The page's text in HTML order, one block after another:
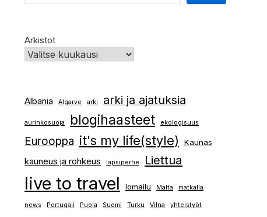
Arkistot
Albania Algarve arki arki ja ajatuksia
aurinkosuoja blogihaasteet ekologisuus
Eurooppa it's my life(style) Kaunas
kauneus ja rohkeus lapsiperhe Liettua
live to travel lomailu Malta matkalla
news Portugali Puola Suomi Turku Vilna yhteistyöt